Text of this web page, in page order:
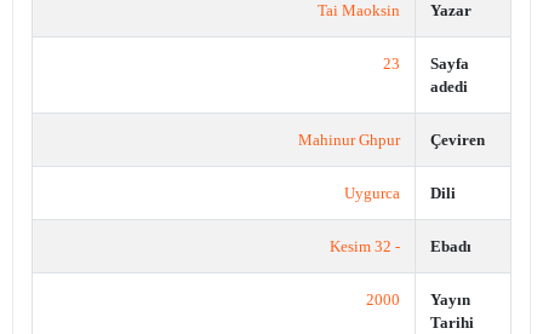
Yazar
Tai Maoksin
Sayfa
adedi
23
Çeviren
Mahinur Ghpur
Dili
Uygurca
Ebadı
- 32 Kesim
Yayın
Tarihi
2000